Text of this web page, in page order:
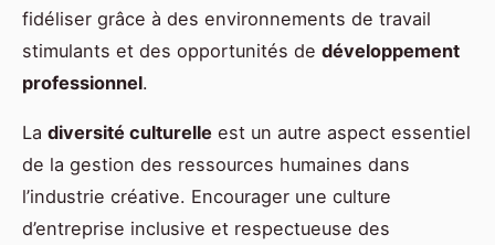
fidéliser grâce à des environnements de travail
stimulants et des opportunités de développement
professionnel.
La diversité culturelle est un autre aspect essentiel
de la gestion des ressources humaines dans
l’industrie créative. Encourager une culture
d’entreprise inclusive et respectueuse des